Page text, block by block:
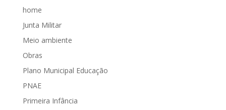
home
Junta Militar
Meio ambiente
Obras
Plano Municipal Educação
PNAE
Primeira Infância